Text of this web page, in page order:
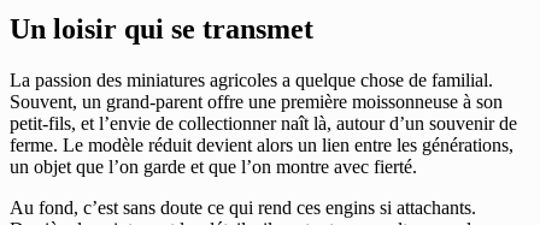
Un loisir qui se transmet
La passion des miniatures agricoles a quelque chose de familial.
Souvent, un grand-parent offre une première moissonneuse à son
petit-fils, et l’envie de collectionner naît là, autour d’un souvenir de
ferme. Le modèle réduit devient alors un lien entre les générations,
un objet que l’on garde et que l’on montre avec fierté.
Au fond, c’est sans doute ce qui rend ces engins si attachants.